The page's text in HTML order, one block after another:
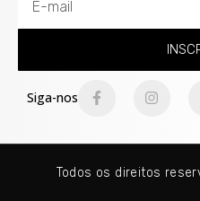
Siga-nos
Todos os direitos